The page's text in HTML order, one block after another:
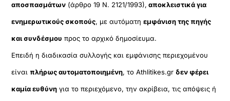
αποσπασμάτων (άρθρο 19 Ν. 2121/1993), αποκλειστικά για
ενημερωτικούς σκοπούς, με αυτόματηεμφάνιση της πηγής
και συνδέσμου προς το αρχικό δημοσίευμα.
Επειδή η διαδικασία συλλογής και εμφάνισης περιεχομένου
είναιπλήρως αυτοματοποιημένη, το Athlitikes.gr δεν φέρει
καμία ευθύνη για το περιεχόμενο, την ακρίβεια, τις απόψεις ή